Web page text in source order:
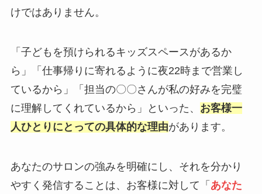
けではありません。
「子どもを預けられるキッズスペースがあるか
ら」「仕事帰りに寄れるように夜22時まで営業し
ているから」「担当の〇〇さんが私の好みを完璧
に理解してくれているから」といった、 お客様一
人ひとりにとっての具体的な理由があります。
あなたのサロンの強みを明確にし、それを分かり
やすく発信することは、お客様に対して「 あなた